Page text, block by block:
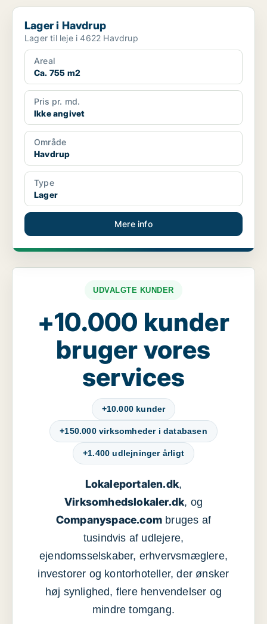
Lager i Havdrup
Lager i Havdrup
Lager til leje i 4622 Havdrup
Areal
Ca. 755 m2
Pris pr. md.
Ikke angivet
Område
Havdrup
Type
Lager
Mere info
UDVALGTE KUNDER
+10.000 kunder
bruger vores
services
+10.000 kunder
+150.000 virksomheder i databasen
+1.400 udlejninger årligt
Lokaleportalen.dk,
Virksomhedslokaler.dk, og
Companyspace.com bruges af
tusindvis af udlejere,
ejendomsselskaber, erhvervsmæglere,
investorer og kontorhoteller, der ønsker
høj synlighed, flere henvendelser og
mindre tomgang.